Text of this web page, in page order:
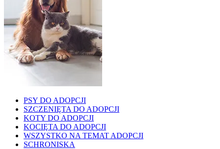
PSY DO ADOPCJI
SZCZENIĘTA DO ADOPCJI
KOTY DO ADOPCJI
KOCIĘTA DO ADOPCJI
WSZYSTKO NA TEMAT ADOPCJI
SCHRONISKA